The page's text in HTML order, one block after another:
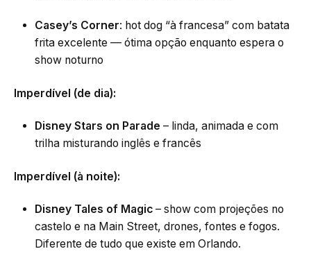
Casey’s Corner: hot dog “à francesa” com batata
frita excelente — ótima opção enquanto espera o
show noturno
Imperdível (de dia):
Disney Stars on Parade – linda, animada e com
trilha misturando inglês e francês
Imperdível (à noite):
Disney Tales of Magic – show com projeções no
castelo e na Main Street, drones, fontes e fogos.
Diferente de tudo que existe em Orlando.